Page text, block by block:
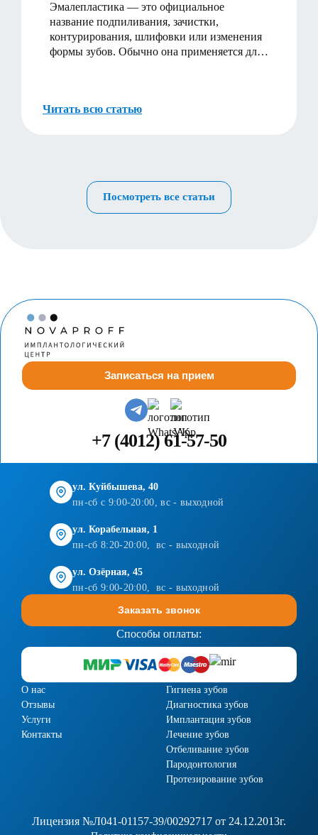
Эмалепластика — это официальное
название подпиливания, зачистки,
контурирования, шлифовки или изменения
формы зубов. Обычно она применяется для
Читать всю статью
Посмотреть все статьи
Записаться на прием
+7 (4012) 61-57-50
ул. Куйбышева, 40
пн-сб с 9:00-20:00, вс - выходной
ул. Корабельная, 1
пн-сб 8:20-20:00, вс - выходной
ул. Озёрная, 45
пн-сб 9:00-20:00, вс - выходной
Заказать звонок
Способы оплаты:
О нас
Отзывы
Услуги
Контакты
Гигиена зубов
Диагностика зубов
Имплантация зубов
Лечение зубов
Отбеливание зубов
Пародонтология
Протезирование зубов
Лицензия №Л041-01157-39/00292717 от 24.12.2013г.